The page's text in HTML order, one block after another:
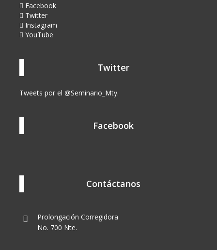
Facebook
Twitter
Instagram
YouTube
Twitter
Tweets por el @Seminario_Mty.
Facebook
Contáctanos
Prolongación Corregidora
No. 700 Nte.